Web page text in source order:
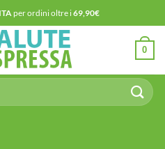
per ordini oltre i69,90€
0